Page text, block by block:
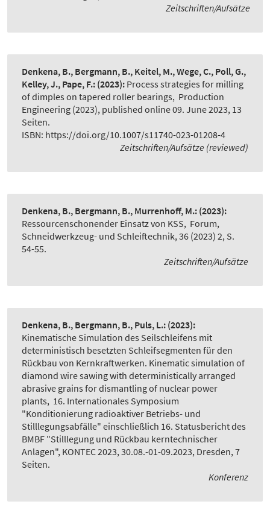
Zeitschriften/Aufsätze
Denkena, B., Bergmann, B., Keitel, M., Wege, C., Poll, G.,
Kelley, J., Pape, F.: (2023): Process strategies for milling
of dimples on tapered roller bearings, Production
Engineering (2023), published online 09. June 2023, 13
Seiten.
ISBN: https://doi.org/10.1007/s11740-023-01208-4
Zeitschriften/Aufsätze (reviewed)
Denkena, B., Bergmann, B., Murrenhoff, M.: (2023):
Ressourcenschonender Einsatz von KSS, Forum,
Schneidwerkzeug- und Schleiftechnik, 36 (2023) 2, S.
54-55.
Zeitschriften/Aufsätze
Denkena, B., Bergmann, B., Puls, L.: (2023):
Kinematische Simulation des Seilschleifens mit
deterministisch besetzten Schleifsegmenten für den
Rückbau von Kernkraftwerken. Kinematic simulation of
diamond wire sawing with deterministically arranged
abrasive grains for dismantling of nuclear power
plants, 16. Internationales Symposium
"Konditionierung radioaktiver Betriebs- und
Stilllegungsabfälle" einschließlich 16. Statusbericht des
BMBF "Stilllegung und Rückbau kerntechnischer
Anlagen", KONTEC 2023, 30.08.-01-09.2023, Dresden, 7
Seiten.
Konferenz